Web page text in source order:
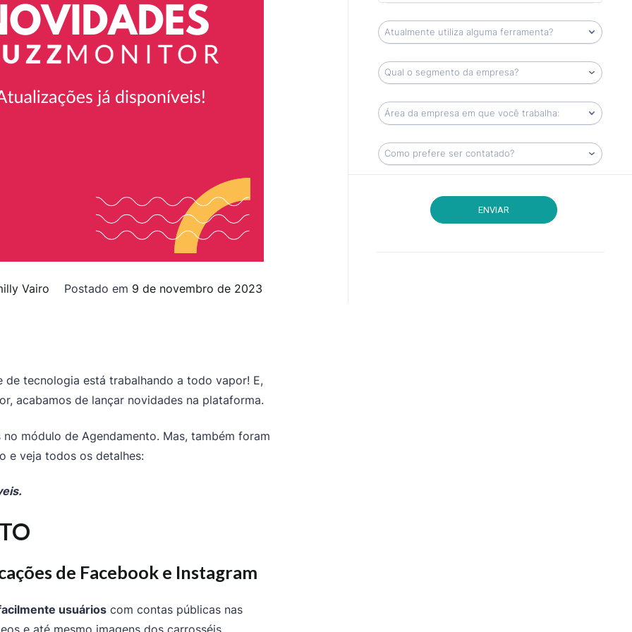
Vairo Postado em 9 de novembro de 2023
de tecnologia está trabalhando a todo vapor! E,
acabamos de lançar novidades na plataforma.
módulo de Agendamento. Mas, também foram
e veja todos os detalhes:
de Facebook e Instagram
usuários com contas públicas nas
e até mesmo imagens dos carrosséis.
ENVIAR